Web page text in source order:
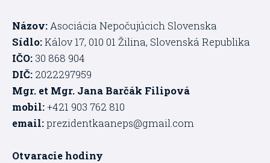
Názov: Asociácia Nepočujúcich Slovenska
Sídlo:Kálov 17, 010 01 Žilina, Slovenská Republika
IČO: 30 868 904
DIČ: 2022297959
Mgr. et Mgr. Jana Barčák Filipová
mobil:+421 903 762 810
email:prezidentkaaneps@gmail.com
Otvaracie hodiny